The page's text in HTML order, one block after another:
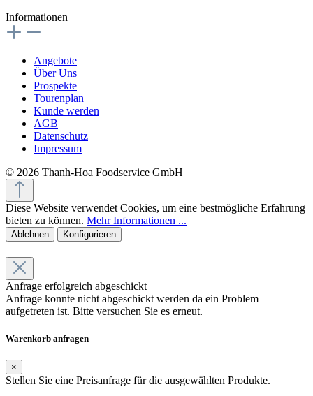
Informationen
Angebote
Über Uns
Prospekte
Tourenplan
Kunde werden
AGB
Datenschutz
Impressum
© 2026 Thanh-Hoa Foodservice GmbH
Diese Website verwendet Cookies, um eine bestmögliche Erfahrung
bieten zu können. Mehr Informationen ...
Ablehnen Konfigurieren
Anfrage erfolgreich abgeschickt
Anfrage konnte nicht abgeschickt werden da ein Problem
aufgetreten ist. Bitte versuchen Sie es erneut.
Warenkorb anfragen
×
Stellen Sie eine Preisanfrage für die ausgewählten Produkte.